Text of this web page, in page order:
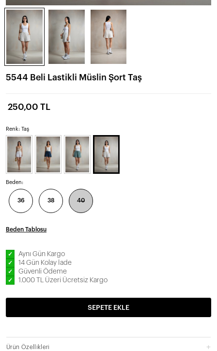
5544 Beli Lastikli Müslin Şort Taş
250,00 TL
Renk: Taş
Beden:
36 38 40
Beden Tablosu
SEPETE EKLE
✓ Aynı Gün Kargo
✓ 14 Gün Kolay İade
✓ Güvenli Ödeme
✓ 1.000 TL Üzeri Ücretsiz Kargo
Ürün Özellikleri